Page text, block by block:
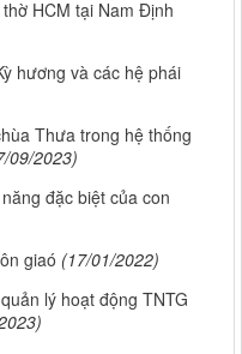
HCM tại Nam Định
hương và các hệ phái
Thưa trong hệ thống
09/2023)
đặc biệt của con
giaó (17/01/2022)
lý hoạt động TNTG